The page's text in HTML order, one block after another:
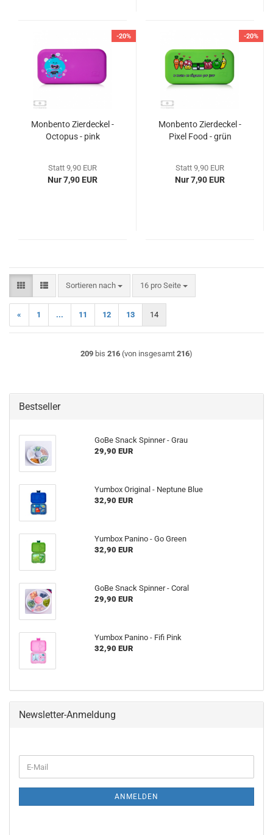
-20%
Monbento Zierdeckel -
Octopus - pink
Statt 9,90 EUR
Nur 7,90 EUR
-20%
Monbento Zierdeckel -
Pixel Food - grün
Statt 9,90 EUR
Nur 7,90 EUR
Sortieren nach
Sortieren nach 16 pro Seite
pro Seite
« 1 ... 11 12 13 14
209 bis 216 (von insgesamt 216)
Bestseller
GoBe Snack Spinner - Grau
29,90 EUR
Yumbox Original - Neptune Blue
32,90 EUR
Yumbox Panino - Go Green
32,90 EUR
GoBe Snack Spinner - Coral
29,90 EUR
Yumbox Panino - Fifi Pink
32,90 EUR
Newsletter-Anmeldung
ZUR
E-
Mail
ANMELDEN